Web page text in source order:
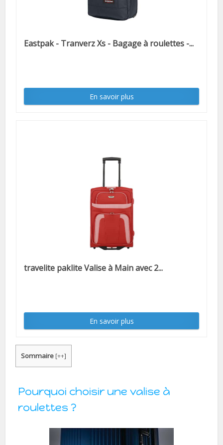
Eastpak - Tranverz Xs - Bagage à roulettes -...
En savoir plus
travelite paklite Valise à Main avec 2...
En savoir plus
Sommaire [++]
Pourquoi choisir une valise à
roulettes ?